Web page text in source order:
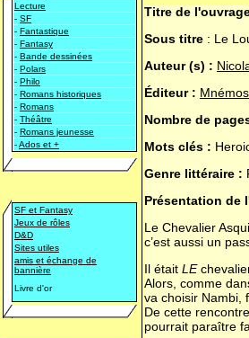
Lecture
- SF
- Fantastique
- Fantasy
- Bande dessinées
- Polars
- Philo
- Romans historiques
- Romans
- Théâtre
- Romans jeunesse
-Ados et +
SF et Fantasy
Jeux de rôles
D&D
Sites utiles
amis et échange de
bannière
Livre d'or
Titre de
Sous titre : Le
Auteur (s) :
Éditeur : Mnémos
Nombre de
Mots clés :
Genre littéraire :
Présentation de
Le Chevalier
c’est aussi un
Il était LE
Alors, comme
va choisir Nambi,
De cette
pourrait paraître